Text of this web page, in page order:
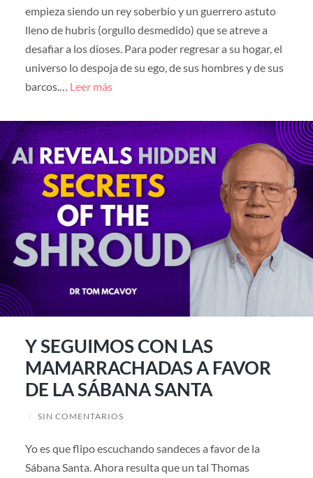
empieza siendo un rey soberbio y un guerrero astuto
lleno de hubris (orgullo desmedido) que se atreve a
desafiar a los dioses. Para poder regresar a su hogar, el
universo lo despoja de su ego, de sus hombres y de sus
barcos.… Leer más
Y SEGUIMOS CON LAS
MAMARRACHADAS A FAVOR
DE LA SÁBANA SANTA
/ SIN COMENTARIOS
Yo es que flipo escuchando sandeces a favor de la
Sábana Santa. Ahora resulta que un tal Thomas